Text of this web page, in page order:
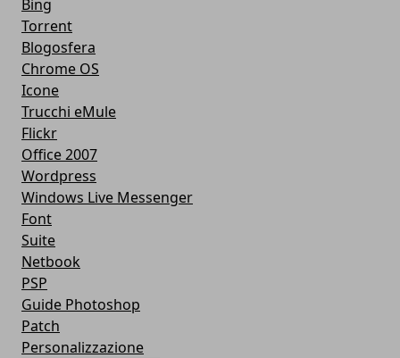
Bing
Torrent
Blogosfera
Chrome OS
Icone
Trucchi eMule
Flickr
Office 2007
Wordpress
Windows Live Messenger
Font
Suite
Netbook
PSP
Guide Photoshop
Patch
Personalizzazione